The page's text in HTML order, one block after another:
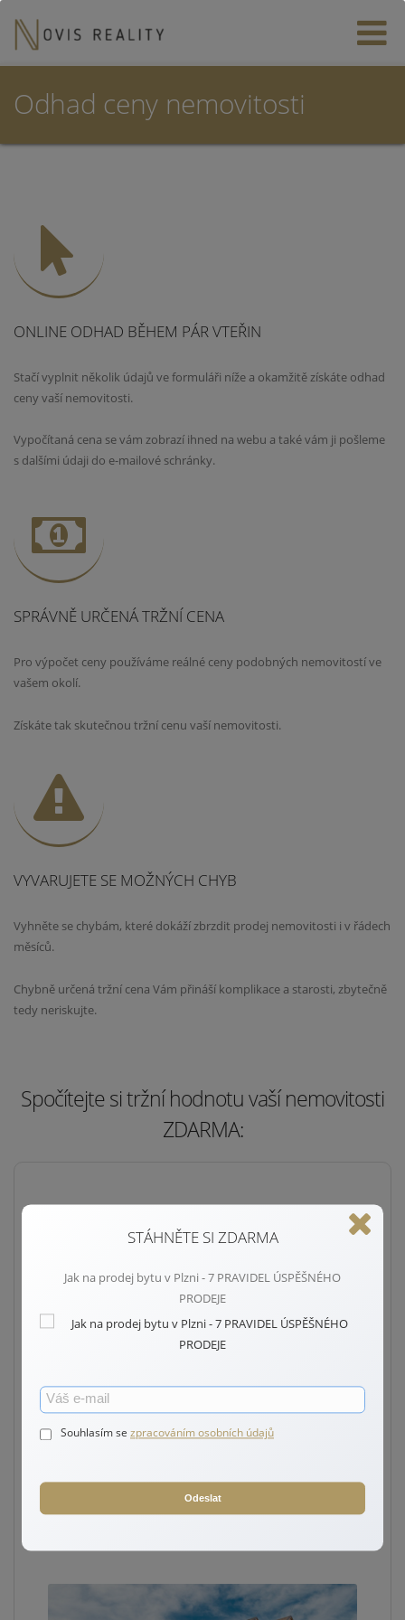
Odhad ceny nemovitosti
ONLINE ODHAD BĚHEM PÁR VTEŘIN
Stačí vyplnit několik údajů ve formuláři níže a okamžitě získáte odhad
ceny vaší nemovitosti.
Vypočítaná cena se vám zobrazí ihned na webu a také vám ji pošleme
s dalšími údaji do e-mailové schránky.
SPRÁVNĚ URČENÁ TRŽNÍ CENA
Pro výpočet ceny používáme reálné ceny podobných nemovitostí ve
vašem okolí.
Získáte tak skutečnou tržní cenu vaší nemovitosti.
VYVARUJETE SE MOŽNÝCH CHYB
Vyhněte se chybám, které dokáží zbrzdit prodej nemovitosti i v řádech
měsíců.
Chybně určená tržní cena Vám přináší komplikace a starosti, zbytečně
tedy neriskujte.
Spočítejte si tržní hodnotu vaší nemovitosti
ZDARMA:
Vyberte typ nemovitosti:
STÁHNĚTE SI ZDARMA
Jak na prodej bytu v Plzni - 7 PRAVIDEL ÚSPĚŠNÉHO
PRODEJE
Souhlasím se zpracováním osobních údajů
Odeslat